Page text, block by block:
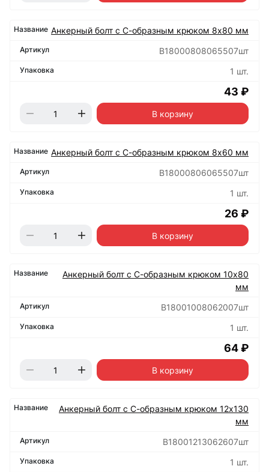
Анкерный болт с С-образным крюком 8х80 мм
B18000808065507шт
1 шт.
43 ₽
В корзину
Анкерный болт с С-образным крюком 8х60 мм
B18000806065507шт
1 шт.
26 ₽
В корзину
Анкерный болт с С-образным крюком 10х80
мм
B18001008062007шт
1 шт.
64 ₽
В корзину
Анкерный болт с С-образным крюком 12х130
мм
B18001213062607шт
1 шт.